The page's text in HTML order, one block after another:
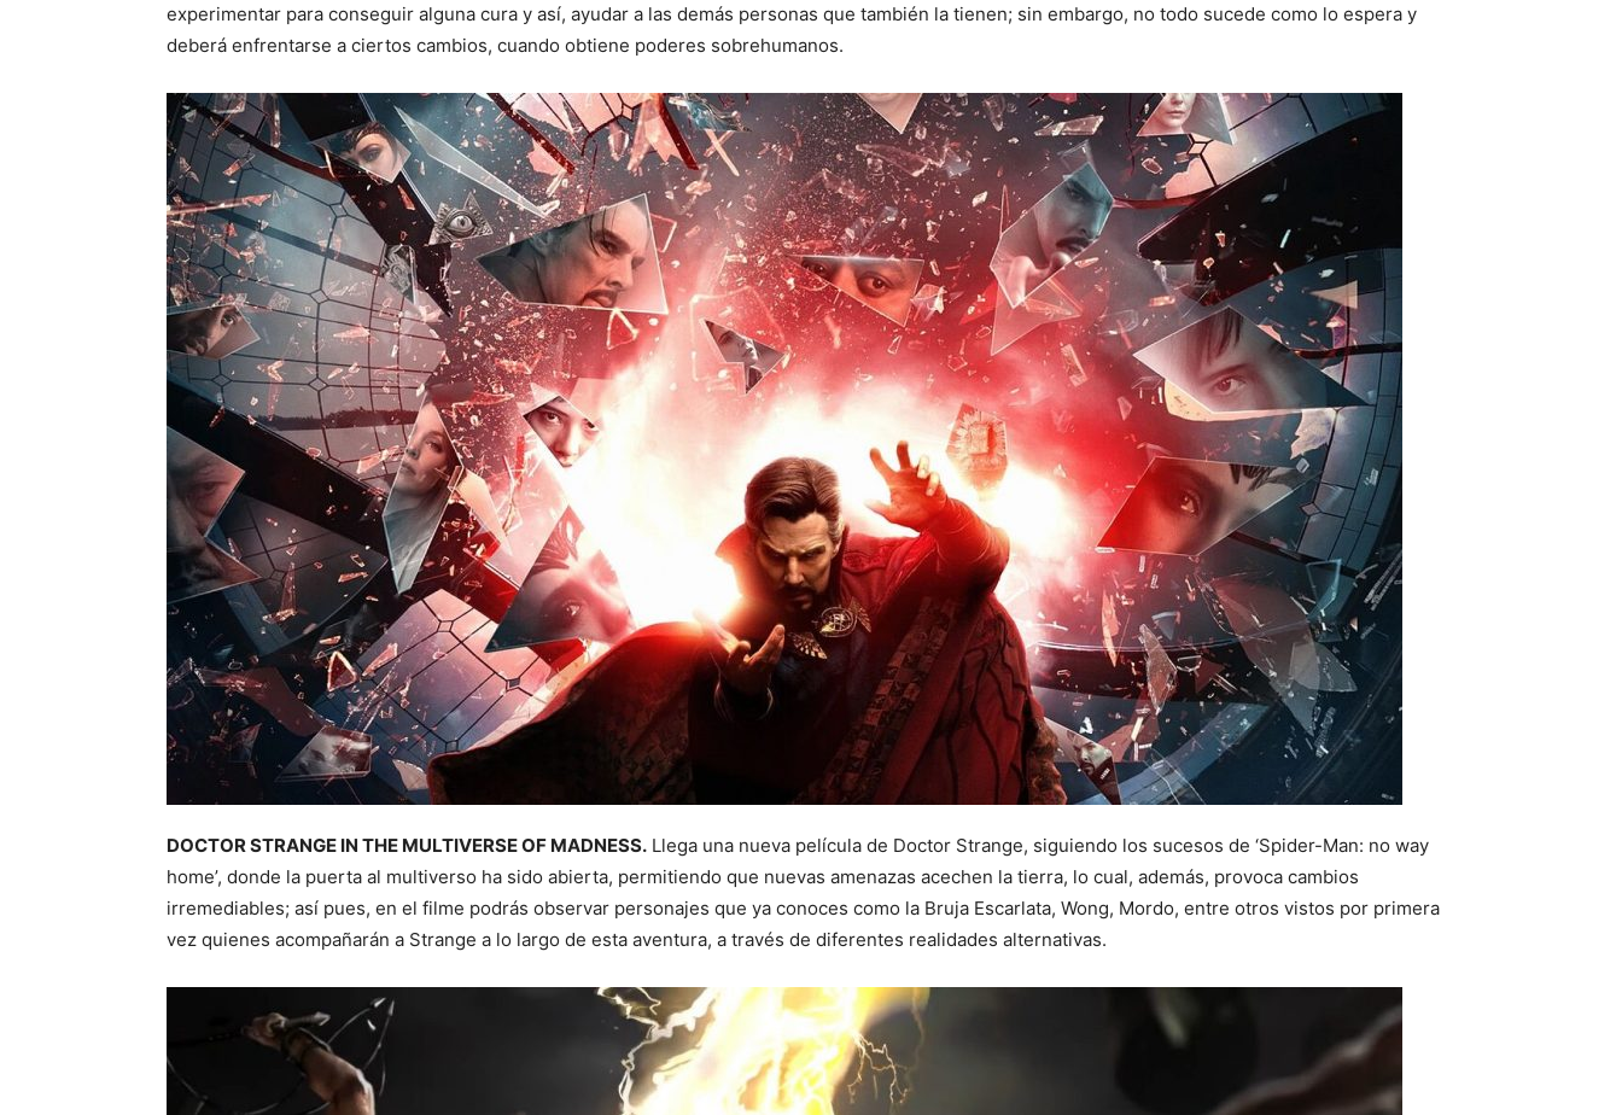
experimentar para conseguir alguna cura y así, ayudar a las demás personas que también la tienen; sin embargo, no todo sucede como lo espera y
deberá enfrentarse a ciertos cambios, cuando obtiene poderes sobrehumanos.
DOCTOR STRANGE IN THE MULTIVERSE OF MADNESS. Llega una nueva película de Doctor Strange, siguiendo los sucesos de ‘Spider-Man: no way
home’, donde la puerta al multiverso ha sido abierta, permitiendo que nuevas amenazas acechen la tierra, lo cual, además, provoca cambios
irremediables; así pues, en el filme podrás observar personajes que ya conoces como la Bruja Escarlata, Wong, Mordo, entre otros vistos por primera
vez quienes acompañarán a Strange a lo largo de esta aventura, a través de diferentes realidades alternativas.